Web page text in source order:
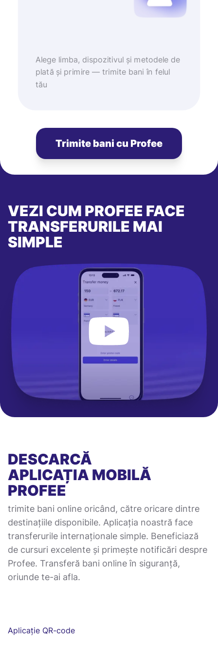
Alege limba, dispozitivul și metodele de
plată și primire — trimite bani în felul
tău
Trimite bani cu Profee
VEZI CUM PROFEE FACE
TRANSFERURILE MAI
SIMPLE
DESCARCĂ
APLICAȚIA MOBILĂ
PROFEE
trimite bani online oricând, către oricare dintre
destinațiile disponibile. Aplicația noastră face
transferurile internaționale simple. Beneficiază
de cursuri excelente și primește notificări despre
Profee. Transferă bani online în siguranță,
oriunde te-ai afla.
Aplicație QR-code